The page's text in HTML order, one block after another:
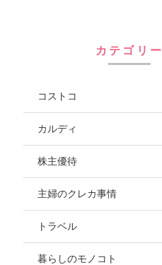
カテゴリー
コストコ
カルディ
株主優待
主婦のクレカ事情
トラベル
暮らしのモノコト